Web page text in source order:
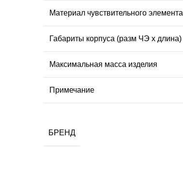
Материал чувствительного элемента
Габариты корпуса (разм ЧЭ х длина)
Максимальная масса изделия
Примечание
БРЕНД